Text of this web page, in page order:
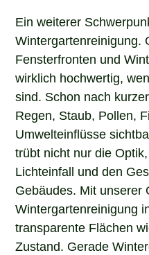
Ein weiterer
Wintergartenreinigung.
Fensterfronten und
wirklich hochwertig,
sind. Schon nach
Regen, Staub, Pollen,
Umwelteinflüsse
trübt nicht nur die
Lichteinfall und den
Gebäudes. Mit unserer
Wintergartenreinigung
transparente Flächen
Zustand. Gerade